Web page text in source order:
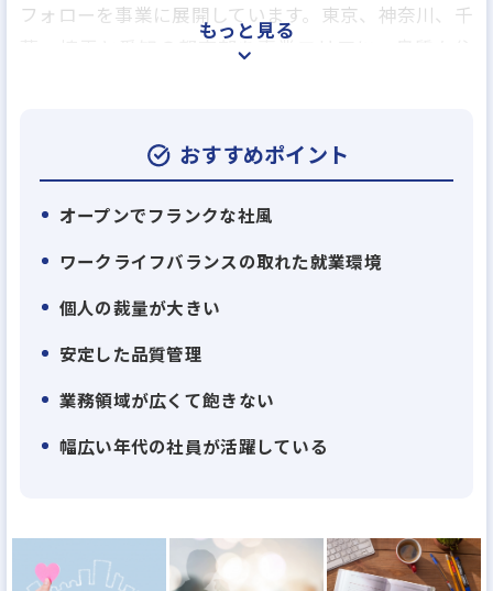
フォローを事業に展開しています。東京、神奈川、千
葉、埼玉と愛知の都市部を事業エリアに、良質な住
メリットを採用した「企画提案型住宅」を展開。建
売住宅でありながら、画一的なデザインやプランを
排除し、一棟一棟のこだわりや立地の特長を活かし
円（販売棟数：2864棟）を達成するなど、2018年の
オープンハウスグループ参画以降、飛躍的な成長を
遂げています。
今後もこれまでの成長を止めることなく、売上高
2000億、3000億と更なる成長を続け、不動産業界日
められる住宅を提供する企業になることを目指して
います。
もっと見る
おすすめポイント
オープンでフランクな社風
ワークライフバランスの取れた就業環境
個人の裁量が大きい
安定した品質管理
業務領域が広くて飽きない
幅広い年代の社員が活躍している